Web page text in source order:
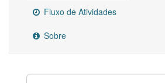
Fluxo de Atividades
Sobre